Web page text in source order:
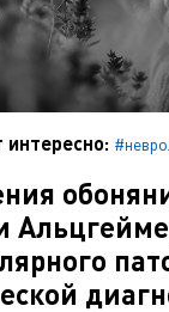
интересно: